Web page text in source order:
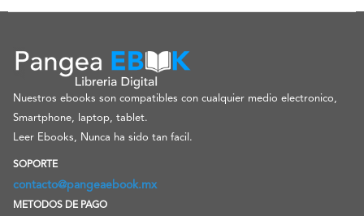
Nuestros ebooks son compatibles con cualquier medio electronico,
Smartphone, laptop, tablet.
Leer Ebooks, Nunca ha sido tan facil.
SOPORTE
contacto@pangeaebook.mx
METODOS DE PAGO